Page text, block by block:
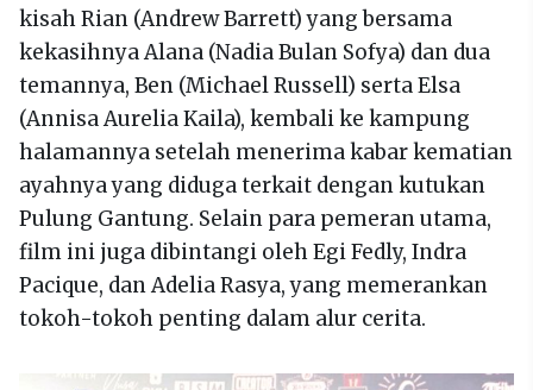
kisah Rian (Andrew Barrett) yang bersama
kekasihnya Alana (Nadia Bulan Sofya) dan dua
temannya, Ben (Michael Russell) serta Elsa
(Annisa Aurelia Kaila), kembali ke kampung
halamannya setelah menerima kabar kematian
ayahnya yang diduga terkait dengan kutukan
Pulung Gantung. Selain para pemeran utama,
film ini juga dibintangi oleh Egi Fedly, Indra
Pacique, dan Adelia Rasya, yang memerankan
tokoh-tokoh penting dalam alur cerita.